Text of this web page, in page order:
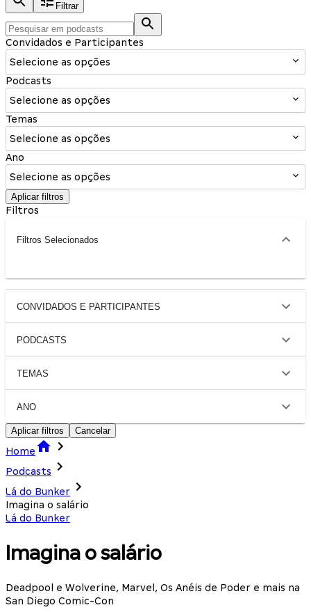
Filtrar
Convidados e Participantes
Selecione as opções
Podcasts
Selecione as opções
Temas
Selecione as opções
Ano
Selecione as opções
Aplicar filtros
Filtros
Filtros Selecionados
CONVIDADOS E PARTICIPANTES
PODCASTS
TEMAS
ANO
Aplicar filtros Cancelar
Home
Podcasts
Lá do Bunker
Imagina o salário
Lá do Bunker
Imagina o salário
Deadpool e Wolverine, Marvel, Os Anéis de Poder e mais na
San Diego Comic-Con